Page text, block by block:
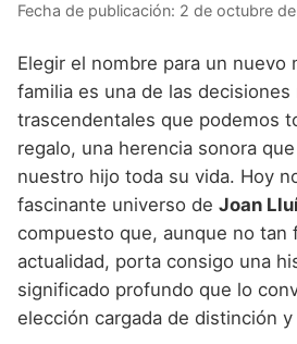
Nombres de niño que
Nombres de niño que
Nombres de niño que
Nombres de niño que
Nombres de niño que
Nombres de niño que
Nombres de niño que
Nombres de Niño
Nombres de Niño
Nombres de Niño
Nombres de Niño
Nombres de Niño
Nombres de Niño
Nombres de Niño
Nombres de Niño
Nombres de Niño
Nombres de Niño
Nombres de Niño
Nombres de Niño
Nombres de Niño
Nombres de Niño
Nombres de Niño
Nombres de Niño
Nombres de Niño
Nombres de Niño
Nombres de Niño
Buscar
Fecha de publicación: 2 de octubre
Elegir el nombre para un nuevo
familia es una de las decisiones
trascendentales que podemos
regalo, una herencia sonora
nuestro hijo toda su vida. Hoy
fascinante universo de Joan
compuesto que, aunque no tan
actualidad, porta consigo una
significado profundo que lo
elección cargada de distinción